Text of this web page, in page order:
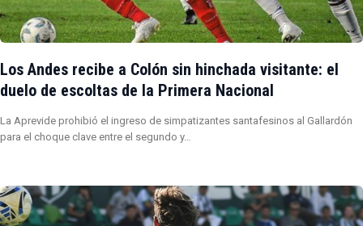
Los Andes recibe a Colón sin hinchada visitante: el
duelo de escoltas de la Primera Nacional
La Aprevide prohibió el ingreso de simpatizantes santafesinos al Gallardón
para el choque clave entre el segundo y…